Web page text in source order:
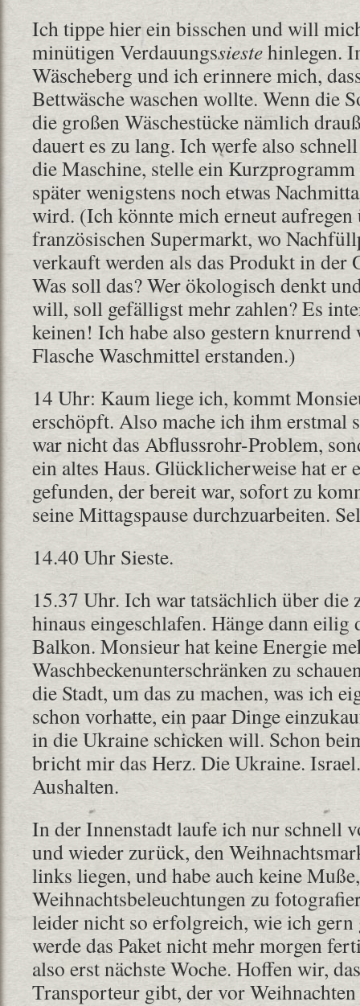
Ich tippe hier ein bisschen und will
minütigen Verdauungssiestehinlegen.
Wäscheberg und ich erinnere mich,
Bettwäsche waschen wollte. Wenn die
die großen Wäschestücke nämlich
dauert es zu lang. Ich werfe also
die Maschine, stelle ein Kurzprogramm
später wenigstens noch etwas
wird. (Ich könnte mich erneut aufregen
französischen Supermarkt, wo
verkauft werden als das Produkt in der
Was soll das? Wer ökologisch denkt
will, soll gefälligst mehr zahlen? Es
keinen! Ich habe also gestern knurrend
Flasche Waschmittel erstanden.)
14 Uhr: Kaum liege ich, kommt
erschöpft. Also mache ich ihm erstmal
war nicht das Abflussrohr-Problem,
ein altes Haus. Glücklicherweise hat er
gefunden, der bereit war, sofort zu
seine Mittagspause durchzuarbeiten.
14.40 Uhr Sieste.
15.37 Uhr. Ich war tatsächlich über die
hinaus eingeschlafen. Hänge dann eilig
Balkon. Monsieur hat keine Energie
Waschbeckenunterschränken zu
die Stadt, um das zu machen, was ich
schon vorhatte, ein paar Dinge
in die Ukraine schicken will. Schon
bricht mir das Herz. Die Ukraine.
Aushalten.
In der Innenstadt laufe ich nur schnell
und wieder zurück, den
links liegen, und habe auch keine
Weihnachtsbeleuchtungen zu
leider nicht so erfolgreich, wie ich gern
werde das Paket nicht mehr morgen
also erst nächste Woche. Hoffen wir,
Transporteur gibt, der vor